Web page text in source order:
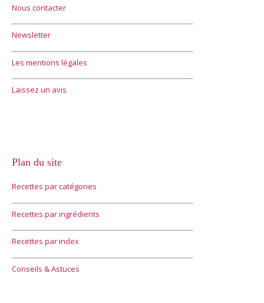
Nous contacter
Newsletter
Les mentions légales
Laissez un avis
Plan du site
Recettes par catégories
Recettes par ingrédients
Recettes par index
Conseils & Astuces